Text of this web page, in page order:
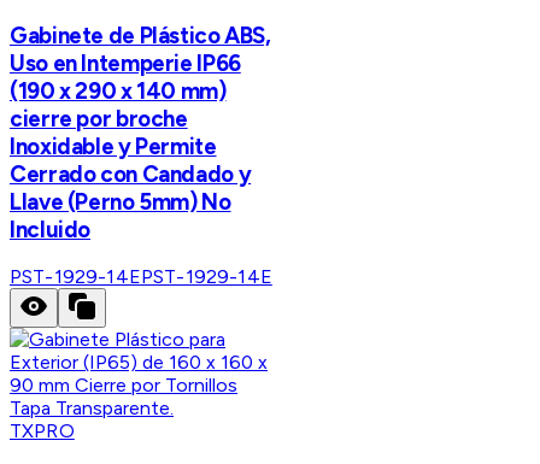
Gabinete de Plástico ABS,
Uso en Intemperie IP66
(190 x 290 x 140 mm)
cierre por broche
Inoxidable y Permite
Cerrado con Candado y
Llave (Perno 5mm) No
Incluido
PST-1929-14EPST-1929-14E
TXPRO